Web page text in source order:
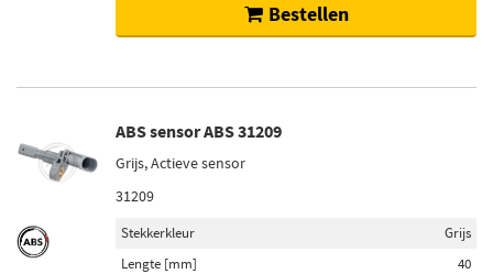
Bestellen
ABS sensor ABS 31209
Grijs, Actieve sensor
31209
Stekkerkleur
Grijs
Lengte [mm]
40